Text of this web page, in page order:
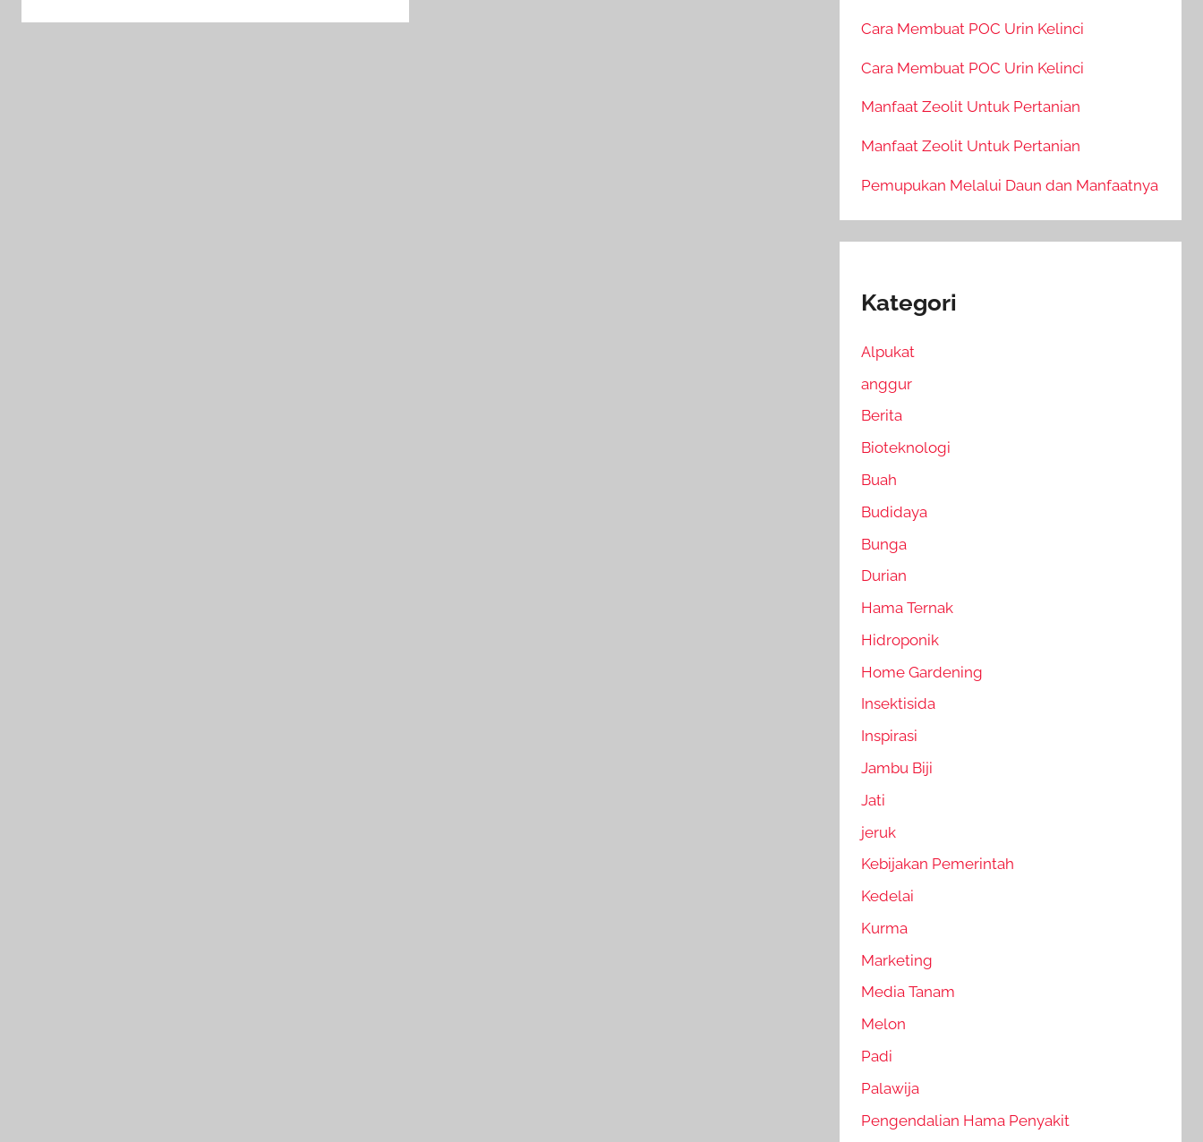
Cara Membuat POC Urin Kelinci
Cara Membuat POC Urin Kelinci
Manfaat Zeolit Untuk Pertanian
Manfaat Zeolit Untuk Pertanian
Pemupukan Melalui Daun dan Manfaatnya
Kategori
Alpukat
anggur
Berita
Bioteknologi
Buah
Budidaya
Bunga
Durian
Hama Ternak
Hidroponik
Home Gardening
Insektisida
Inspirasi
Jambu Biji
Jati
jeruk
Kebijakan Pemerintah
Kedelai
Kurma
Marketing
Media Tanam
Melon
Padi
Palawija
Pengendalian Hama Penyakit